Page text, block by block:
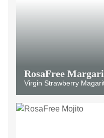
RosaFree
Virgin Strawberry